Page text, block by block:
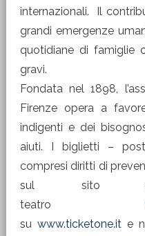
internazionali. Il
grandi emergenze
quotidiane di famiglie
gravi.
Fondata nel 1898,
Firenze opera a
indigenti e dei
aiuti. I biglietti –
compresi diritti di
sul sito
suwww.ticketone.it e